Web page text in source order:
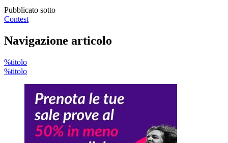
Pubblicato sotto
Contest
Navigazione articolo
%titolo
%titolo